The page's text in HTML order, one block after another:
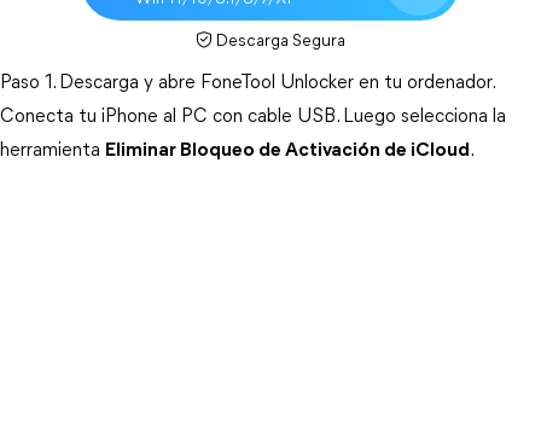
Descarga Segura
Paso 1. Descarga y abre FoneTool Unlocker en tu ordenador.
Conecta tu iPhone al PC con cable USB. Luego selecciona la
herramienta Eliminar Bloqueo de Activación de iCloud.